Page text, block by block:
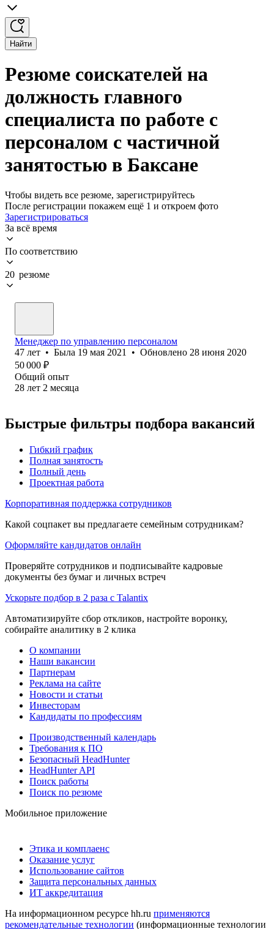
Найти
Резюме соискателей на
должность главного
специалиста по работе с
персоналом с частичной
занятостью в Баксане
Чтобы видеть все резюме, зарегистрируйтесь
После регистрации покажем ещё 1 и откроем фото
Зарегистрироваться
За всё время
По соответствию
20 резюме
Менеджер по управлению персоналом
47 лет • Была 19 мая 2021 • Обновлено 28 июня 2020
50 000 ₽
Общий опыт
28 лет 2 месяца
Быстрые фильтры подбора вакансий
Гибкий график
Полная занятость
Полный день
Проектная работа
Корпоративная поддержка сотрудников
Какой соцпакет вы предлагаете семейным сотрудникам?
Оформляйте кандидатов онлайн
Проверяйте сотрудников и подписывайте кадровые
документы без бумаг и личных встреч
Ускорьте подбор в 2 раза с Talantix
Автоматизируйте сбор откликов, настройте воронку,
собирайте аналитику в 2 клика
О компании
Наши вакансии
Партнерам
Реклама на сайте
Новости и статьи
Инвесторам
Кандидаты по профессиям
Производственный календарь
Требования к ПО
Безопасный HeadHunter
HeadHunter API
Поиск работы
Поиск по резюме
Мобильное приложение
Этика и комплаенс
Оказание услуг
Использование сайтов
Защита персональных данных
ИТ аккредитация
На информационном ресурсе hh.ru применяются
рекомендательные технологии (информационные технологии